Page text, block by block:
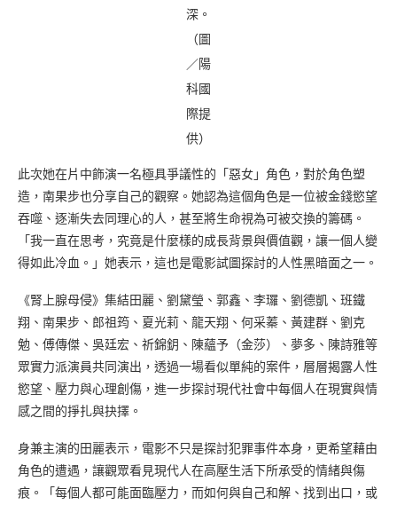
深。
（圖
／陽
科國
際提
供）
此次她在片中飾演一名極具爭議性的「惡女」角色，對於角色塑
造，南果步也分享自己的觀察。她認為這個角色是一位被金錢慾望
吞噬、逐漸失去同理心的人，甚至將生命視為可被交換的籌碼。
「我一直在思考，究竟是什麼樣的成長背景與價值觀，讓一個人變
得如此冷血。」她表示，這也是電影試圖探討的人性黑暗面之一。
《腎上腺母侵》集結田麗、劉黛瑩、郭鑫、李㼈、劉德凱、班鐵
翔、南果步、郎祖筠、夏光莉、龍天翔、何采蓁、黃建群、劉克
勉、傅傳傑、吳廷宏、祈錦鈅、陳蘊予（金莎）、夢多、陳詩雅等
眾實力派演員共同演出，透過一場看似單純的案件，層層揭露人性
慾望、壓力與心理創傷，進一步探討現代社會中每個人在現實與情
感之間的掙扎與抉擇。
身兼主演的田麗表示，電影不只是探討犯罪事件本身，更希望藉由
角色的遭遇，讓觀眾看見現代人在高壓生活下所承受的情緒與傷
痕。「每個人都可能面臨壓力，而如何與自己和解、找到出口，或